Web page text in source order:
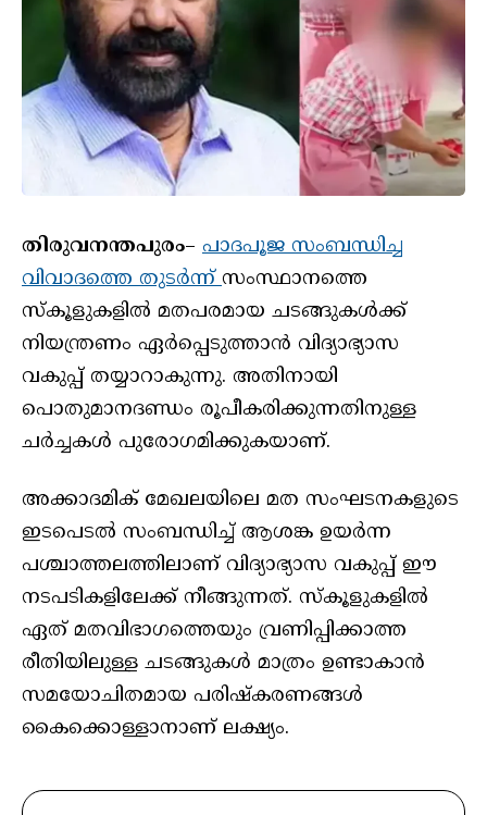
തിരുവനന്തപുരം– പാദപൂജ സംബന്ധിച്ച
വിവാദത്തെ തുടർന്ന്സംസ്ഥാനത്തെ
സ്‌കൂളുകളിൽ മതപരമായ ചടങ്ങുകൾക്ക്
നിയന്ത്രണം ഏർപ്പെടുത്താൻ വിദ്യാഭ്യാസ
വകുപ്പ് തയ്യാറാകുന്നു. അതിനായി
പൊതുമാനദണ്ഡം രൂപീകരിക്കുന്നതിനുള്ള
ചർച്ചകൾ പുരോഗമിക്കുകയാണ്.
അക്കാദമിക് മേഖലയിലെ മത സംഘടനകളുടെ
ഇടപെടൽ സംബന്ധിച്ച് ആശങ്ക ഉയർന്ന
പശ്ചാത്തലത്തിലാണ് വിദ്യാഭ്യാസ വകുപ്പ് ഈ
നടപടികളിലേക്ക് നീങ്ങുന്നത്. സ്‌കൂളുകളിൽ
ഏത് മതവിഭാഗത്തെയും വ്രണിപ്പിക്കാത്ത
രീതിയിലുള്ള ചടങ്ങുകൾ മാത്രം ഉണ്ടാകാൻ
സമയോചിതമായ പരിഷ്‌കരണങ്ങൾ
കൈക്കൊള്ളാനാണ് ലക്ഷ്യം.